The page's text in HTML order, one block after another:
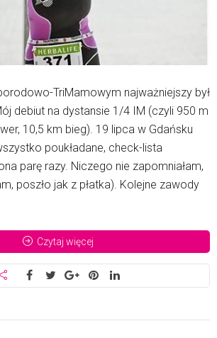
TriMamowym najważniejszy był
debiut na dystansie 1/4 IM (czyli 950 m
10,5 km bieg). 19 lipca w Gdańsku
poukładane, check-lista
parę razy. Niczego nie zapomniałam,
poszło jak z płatka). Kolejne zawody
Czytaj więcej